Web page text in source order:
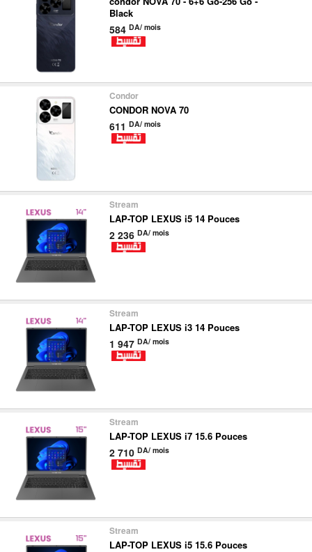
Black
584 DA/ mois
Condor
CONDOR NOVA 70
611 DA/ mois
Stream
LAP-TOP LEXUS i5 14 Pouces
2 236 DA/ mois
Stream
LAP-TOP LEXUS i3 14 Pouces
1 947 DA/ mois
Stream
LAP-TOP LEXUS i7 15.6 Pouces
2 710 DA/ mois
Stream
LAP-TOP LEXUS i5 15.6 Pouces